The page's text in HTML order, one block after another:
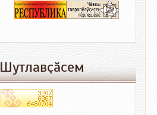
Шутлавҫӑсем